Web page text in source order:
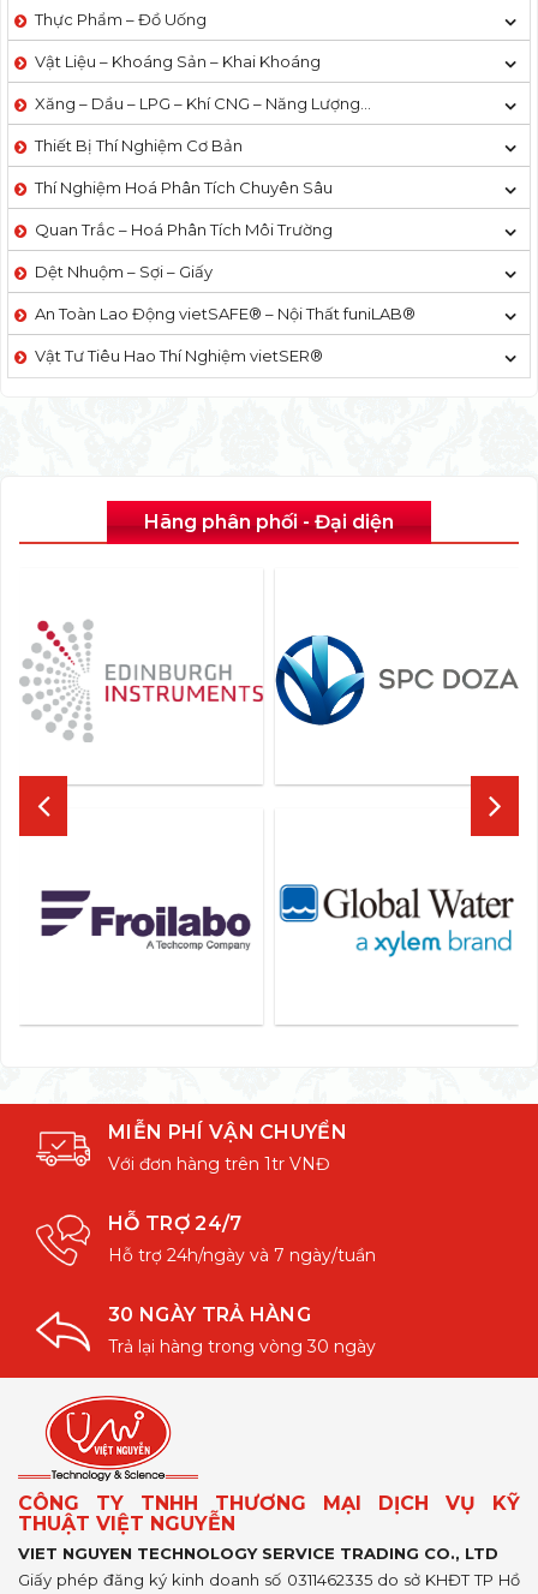
Thực Phẩm – Đồ Uống
Vật Liệu – Khoáng Sản – Khai Khoáng
Xăng – Dầu – LPG – Khí CNG – Năng Lượng…
Thiết Bị Thí Nghiệm Cơ Bản
Thí Nghiệm Hoá Phân Tích Chuyên Sâu
Quan Trắc – Hoá Phân Tích Môi Trường
Dệt Nhuộm – Sợi – Giấy
An Toàn Lao Động vietSAFE® – Nội Thất funiLAB®
Vật Tư Tiêu Hao Thí Nghiệm vietSER®
Hãng phân phối - Đại diện
MIỄN PHÍ VẬN CHUYỂN
Với đơn hàng trên 1tr VNĐ
HỖ TRỢ 24/7
Hỗ trợ 24h/ngày và 7 ngày/tuần
30 NGÀY TRẢ HÀNG
Trả lại hàng trong vòng 30 ngày
CÔNG TY TNHH THƯƠNG MẠI DỊCH VỤ KỸ
THUẬT VIỆT NGUYỄN
VIET NGUYEN TECHNOLOGY SERVICE TRADING CO., LTD
Giấy phép đăng ký kinh doanh số 0311462335 do sở KHĐT TP Hồ